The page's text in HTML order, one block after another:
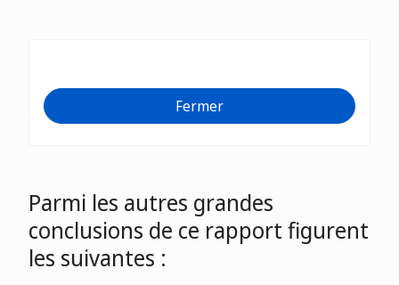
Fermer
Parmi les autres grandes
conclusions de ce rapport figurent
les suivantes :